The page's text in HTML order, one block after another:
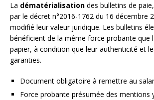
La dématérialisation des bulletins de
par le décret n°2016-1762 du 16 décembre
modifié leur valeur juridique. Les bulletins
bénéficient de la même force probante que
papier, à condition que leur authenticité et
garanties.
Document obligatoire à remettre au
Force probante présumée des mentions